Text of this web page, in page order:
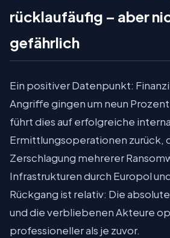
rücklaufäufig – aber
gefährlich
Ein positiver Datenpunkt:
Angriffe gingen um neun Prozent
führt dies auf erfolgreiche
Ermittlungsoperationen zurück,
Zerschlagung mehrerer
Infrastrukturen durch Europol
Rückgang ist relativ: Die
und die verbliebenen Akteure
professioneller als je zuvor.